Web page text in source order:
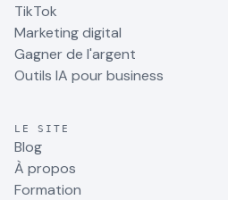
TikTok
Marketing digital
Gagner de l'argent
Outils IA pour business
LE SITE
Blog
À propos
Formation